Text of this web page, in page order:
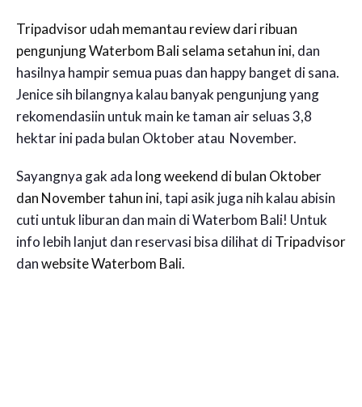
Tripadvisor udah memantau review dari ribuan
pengunjung Waterbom Bali selama setahun ini, dan
hasilnya hampir semua puas dan happy banget di sana.
Jenice sih bilangnya kalau banyak pengunjung yang
rekomendasiin untuk main ke taman air seluas 3,8
hektar ini pada bulan Oktober atau November.
Sayangnya gak ada long weekend di bulan Oktober
dan November tahun ini, tapi asik juga nih kalau abisin
cuti untuk liburan dan main di Waterbom Bali! Untuk
info lebih lanjut dan reservasi bisa dilihat diTripadvisor
danwebsite Waterbom Bali.